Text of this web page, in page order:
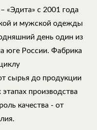
«Эдита» с 2001 года
и мужской одежды
день один из
юге России. Фабрика
сырья до продукции
производства
качества - от